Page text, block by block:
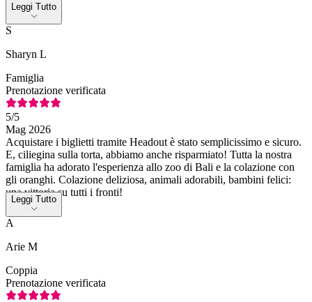
Leggi Tutto
S
Sharyn L
Famiglia
Prenotazione verificata
5/5
Mag 2026
Acquistare i biglietti tramite Headout è stato semplicissimo e sicuro.
E, ciliegina sulla torta, abbiamo anche risparmiato! Tutta la nostra
famiglia ha adorato l'esperienza allo zoo di Bali e la colazione con
gli oranghi. Colazione deliziosa, animali adorabili, bambini felici:
una vittoria su tutti i fronti!
Leggi Tutto
A
Arie M
Coppia
Prenotazione verificata